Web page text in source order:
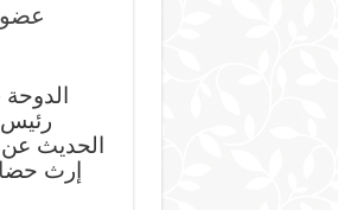
عضو
رئيس
الحديث عن
إرث